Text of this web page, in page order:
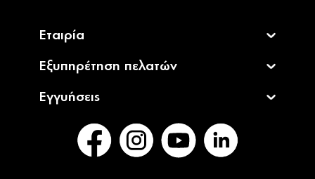
Εταιρία
Εξυπηρέτηση πελατών
Εγγυήσεις